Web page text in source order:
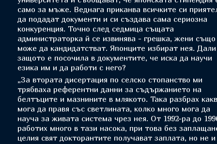
само за мъже. Веднага приканва всичките си
да подадат документи и си създава сама сериозна
конкуренция. Точно след седмица същата
администраторка й се извинява - грешка, жени също
може да кандидатстват. Японците избират нея. Дали
защото е посочила в документите, че иска да научи
езика им и да работи с него?
„За втората дисертация по селско стопанство ми
трябваха референтни данни за съдържанието на
белтъците и мазнините в млякото. Така разбрах
мога да правя със светлината, колко много мога да
науча за живата система чрез нея. От 1992-ра до
работих много в тази насока, при това без
целия свят докторантите получават заплата, но не